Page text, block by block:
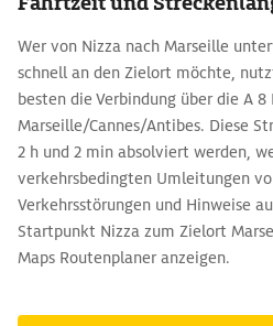
Wer von Nizza nach Marseille
schnell an den Zielort möchte,
besten die Verbindung über die A 8
Marseille/Cannes/Antibes. Diese
2 h und 2 min absolviert werden,
verkehrsbedingten Umleitungen
Verkehrsstörungen und Hinweise
Startpunkt Nizza zum Zielort
Maps Routenplaner anzeigen.